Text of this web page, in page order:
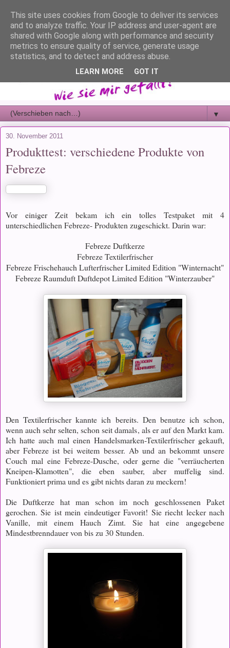
▼
30. November 2011
Produkttest: verschiedene Produkte von
Febreze
Vor einiger Zeit bekam ich ein tolles Testpaket mit 4
unterschiedlichen Febreze- Produkten zugeschickt. Darin war:
Febreze Duftkerze
Febreze Textilerfrischer
Febreze Frischehauch Lufterfrischer Limited Edition "Winternacht"
Febreze Raumduft Duftdepot Limited Edition "Winterzauber"
Den Textilerfrischer kannte ich bereits. Den benutze ich schon,
wenn auch sehr selten, schon seit damals, als er auf den Markt kam.
Ich hatte auch mal einen Handelsmarken-Textilerfrischer gekauft,
aber Febreze ist bei weitem besser. Ab und an bekommt unsere
Couch mal eine Febreze-Dusche, oder gerne die "verräucherten
Kneipen-Klamotten", die eben sauber, aber muffelig sind.
Funktioniert prima und es gibt nichts daran zu meckern!
Die Duftkerze hat man schon im noch geschlossenen Paket
gerochen. Sie ist mein eindeutiger Favorit! Sie riecht lecker nach
Vanille, mit einem Hauch Zimt. Sie hat eine angegebene
Mindestbrenndauer von bis zu 30 Stunden.
This site uses cookies from Google to deliver its services
and to analyze traffic. Your IP address and user-agent are
shared with Google along with performance and security
metrics to ensure quality of service, generate usage
statistics, and to detect and address abuse.
LEARN MORE GOT IT